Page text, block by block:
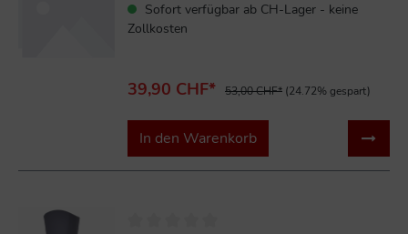
Sofort verfügbar ab CH-Lager - keine
Zollkosten
39,90 CHF* 53,00 CHF* (24.72% gespart)
In den Warenkorb